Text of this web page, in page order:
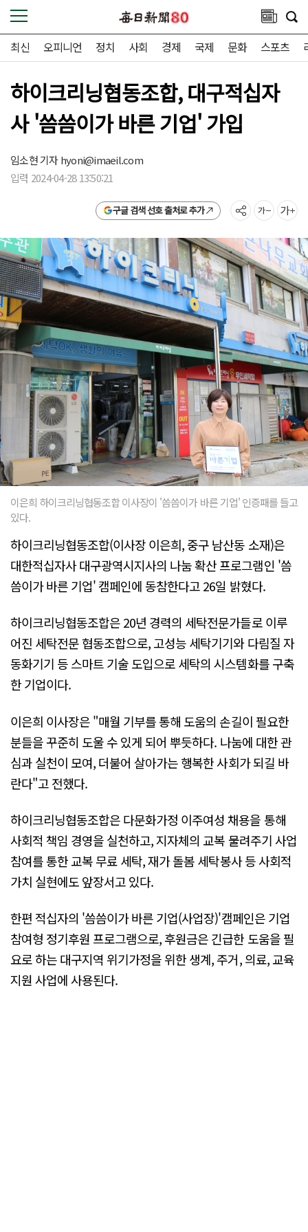
최신 오피니언 정치 사회 경제 국제 문화 스포츠
하이크리닝협동조합, 대구적십자
사 '씀씀이가 바른 기업' 가입
임소현 기자hyoni@imaeil.com
입력 2024-04-28 13:50:21
구글 검색 선호 출처로 추가
이은희 하이크리닝협동조합 이사장이 '씀씀이가 바른 기업' 인증패를 들고
있다.
하이크리닝협동조합(이사장 이은희, 중구 남산동 소재)은
대한적십자사 대구광역시지사의 나눔 확산 프로그램인 '씀
씀이가 바른 기업' 캠페인에 동참한다고 26일 밝혔다.
하이크리닝협동조합은 20년 경력의 세탁전문가들로 이루
어진 세탁전문 협동조합으로, 고성능 세탁기기와 다림질 자
동화기기 등 스마트 기술 도입으로 세탁의 시스템화를 구축
한 기업이다.
이은희 이사장은 "매월 기부를 통해 도움의 손길이 필요한
분들을 꾸준히 도울 수 있게 되어 뿌듯하다. 나눔에 대한 관
심과 실천이 모여, 더불어 살아가는 행복한 사회가 되길 바
란다"고 전했다.
하이크리닝협동조합은 다문화가정 이주여성 채용을 통해
사회적 책임 경영을 실천하고, 지자체의 교복 물려주기 사업
참여를 통한 교복 무료 세탁, 재가 돌봄 세탁봉사 등 사회적
가치 실현에도 앞장서고 있다.
한편 적십자의 '씀씀이가 바른 기업(사업장)'캠페인은 기업
참여형 정기후원 프로그램으로, 후원금은 긴급한 도움을 필
요로 하는 대구지역 위기가정을 위한 생계, 주거, 의료, 교육
지원 사업에 사용된다.